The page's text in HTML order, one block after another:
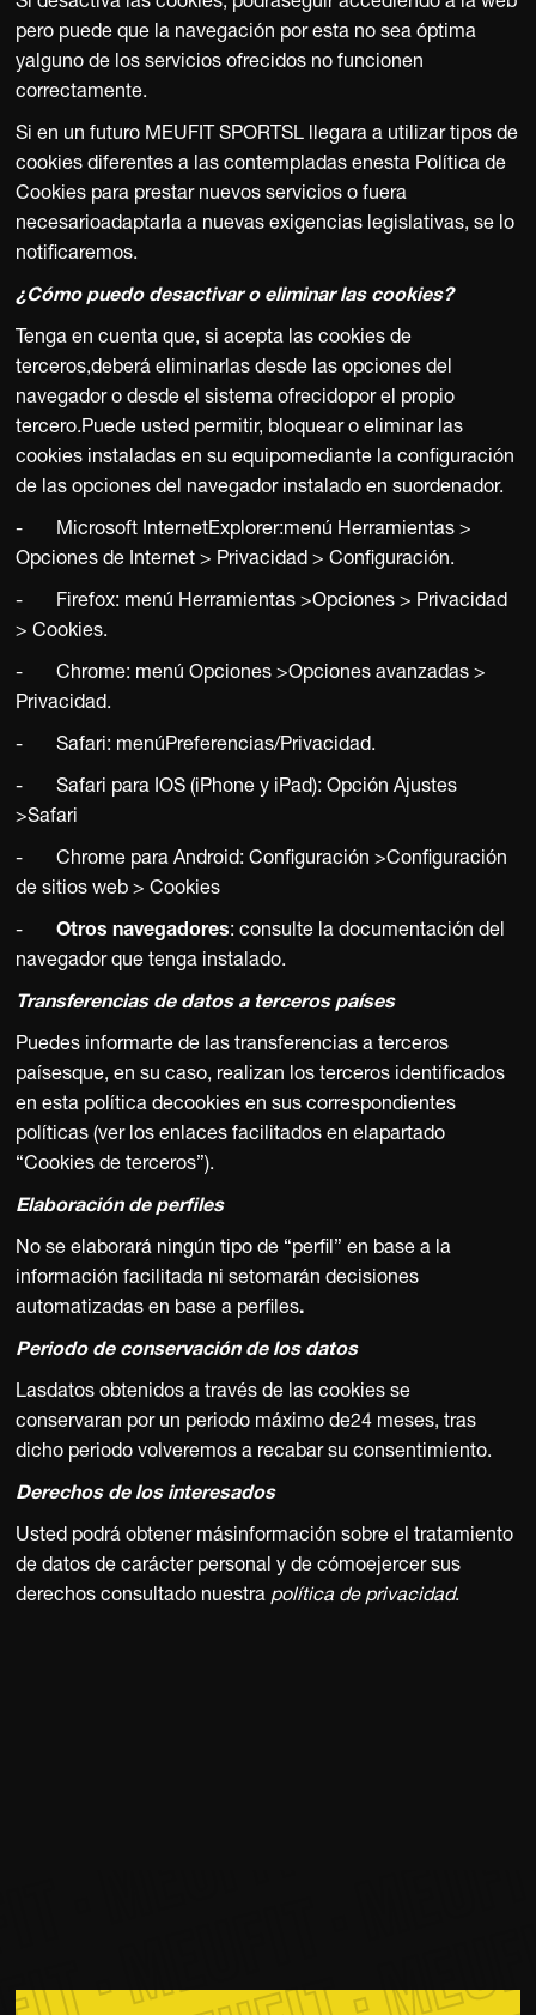
pero puede que la navegación por esta no sea óptima
yalguno de los servicios ofrecidos no funcionen
correctamente.
Si en un futuro MEUFIT SPORTSL llegara a utilizar tipos de
cookies diferentes a las contempladas enesta Política de
Cookies para prestar nuevos servicios o fuera
necesarioadaptarla a nuevas exigencias legislativas, se lo
notificaremos.
¿Cómo puedo desactivar o eliminar las cookies?
Tenga en cuenta que, si acepta las cookies de
terceros,deberá eliminarlas desde las opciones del
navegador o desde el sistema ofrecidopor el propio
tercero.Puede usted permitir, bloquear o eliminar las
cookies instaladas en su equipomediante la configuración
de las opciones del navegador instalado en suordenador.
- Microsoft InternetExplorer:menú Herramientas >
Opciones de Internet > Privacidad > Configuración.
- Firefox: menú Herramientas >Opciones > Privacidad
> Cookies.
- Chrome: menú Opciones >Opciones avanzadas >
Privacidad.
- Safari: menúPreferencias/Privacidad.
- Safari para IOS (iPhone y iPad): Opción Ajustes
>Safari
- Chrome para Android: Configuración >Configuración
de sitios web > Cookies
-Otros navegadores: consulte la documentación del
navegador que tenga instalado.
Transferencias de datos a terceros países
Puedes informarte de las transferencias a terceros
paísesque, en su caso, realizan los terceros identificados
en esta política decookies en sus correspondientes
políticas (ver los enlaces facilitados en elapartado
“Cookies de terceros”).
Elaboración de perfiles
No se elaborará ningún tipo de “perfil” en base a la
información facilitada ni setomarán decisiones
automatizadas en base a perfiles.
Periodo de conservación de los datos
Lasdatos obtenidos a través de las cookies se
conservaran por un periodo máximo de24 meses, tras
dicho periodo volveremos a recabar su consentimiento.
Derechos de los interesados
Usted podrá obtener másinformación sobre el tratamiento
de datos de carácter personal y de cómoejercer sus
derechos consultado nuestra política de privacidad.